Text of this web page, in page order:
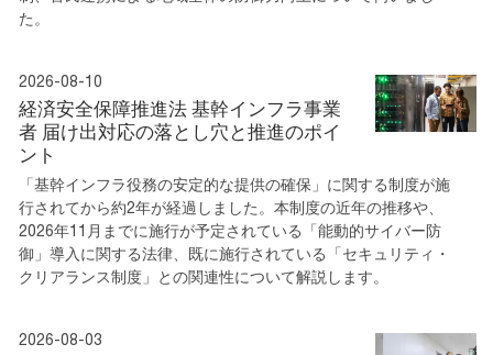
た。
2026-08-10
経済安全保障推進法 基幹インフラ事業
者 届け出対応の落とし穴と推進のポイ
ント
「基幹インフラ役務の安定的な提供の確保」に関する制度が施
行されてから約2年が経過しました。本制度の近年の推移や、
2026年11月までに施行が予定されている「能動的サイバー防
御」導入に関する法律、既に施行されている「セキュリティ・
クリアランス制度」との関連性について解説します。
2026-08-03